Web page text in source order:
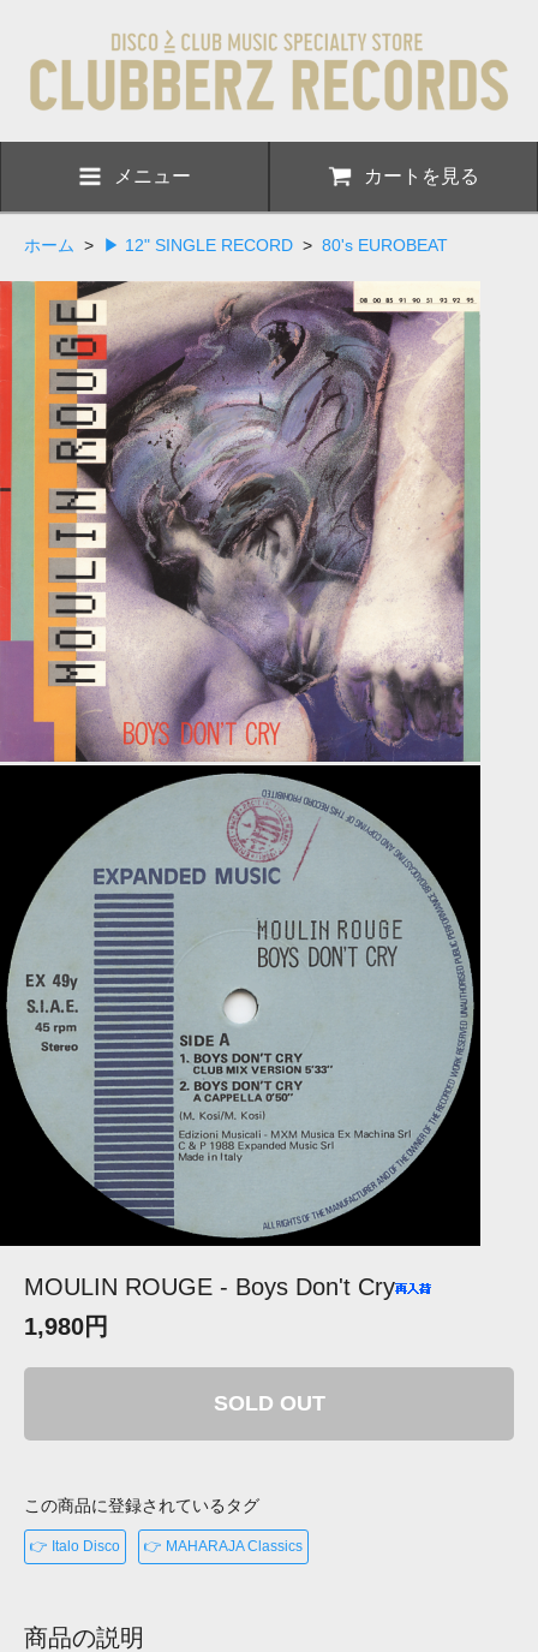
メニュー カートを見る
ホーム > ▶ 12" SINGLE RECORD > 80's EUROBEAT
MOULIN ROUGE - Boys Don't Cry
1,980円
SOLD OUT
この商品に登録されているタグ
👉 Italo Disco 👉 MAHARAJA Classics
商品の説明